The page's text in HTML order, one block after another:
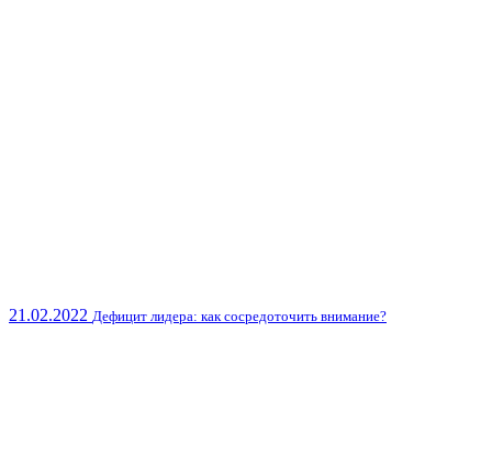
21.02.2022 Дефицит лидера: как сосредоточить внимание?